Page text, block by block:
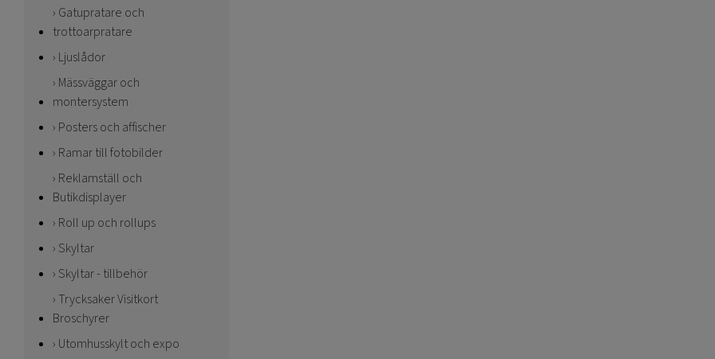
Gatupratare och
trottoarpratare
Ljuslådor
Mässväggar och
montersystem
Posters och affischer
Ramar till fotobilder
Reklamställ och
Butikdisplayer
Roll up och rollups
Skyltar
Skyltar - tillbehör
Trycksaker Visitkort
Broschyrer
Utomhusskylt och expo